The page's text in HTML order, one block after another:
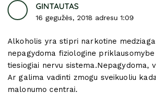
GINTAUTAS
16 gegužės, 2018 adresu 1:09
Alkoholis yra stipri narkotine
nepagydoma fiziologine
tiesiogiai nervu sistema.Nepagydoma,
Ar galima vadinti zmogu sveikuoliu
malonumo centrai.